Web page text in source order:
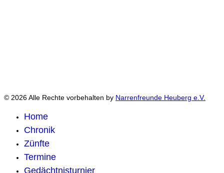
© 2026 Alle Rechte vorbehalten by Narrenfreunde Heuberg e.V.
Home
Chronik
Zünfte
Termine
Gedächtnisturnier